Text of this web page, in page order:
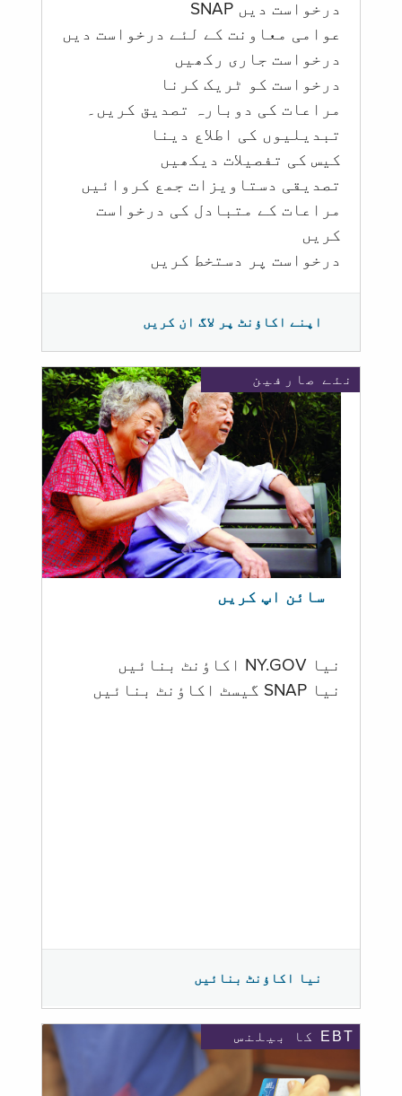
درخواست دیں SNAP
عوامی معاونت کے لئے درخواست دیں
درخواست جاری رکھیں
درخواست کو ٹریک کرنا
مراعات کی دوبارہ تصدیق کریں۔
تبدیلیوں کی اطلاع دینا
کیس کی تفصیلات دیکھیں
تصدیقی دستاویزات جمع کروائیں
مراعات کے متبادل کی درخواست
کریں
درخواست پر دستخط کریں
اپنے اکاؤنٹ پر لاگ ان کریں
نئے صارفین
سائن اپ کریں
نیا NY.GOV اکاؤنٹ بنائیں
نیا SNAP گیسٹ اکاؤنٹ بنائیں
نیا اکاؤنٹ بنائیں
EBT کا بیلنس